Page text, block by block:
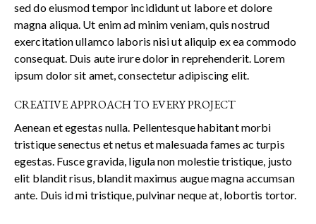
sed do eiusmod tempor incididunt ut labore et dolore
magna aliqua. Ut enim ad minim veniam, quis nostrud
exercitation ullamco laboris nisi ut aliquip ex ea commodo
consequat. Duis aute irure dolor in reprehenderit. Lorem
ipsum dolor sit amet, consectetur adipiscing elit.
CREATIVE APPROACH TO EVERY PROJECT
Aenean et egestas nulla. Pellentesque habitant morbi
tristique senectus et netus et malesuada fames ac turpis
egestas. Fusce gravida, ligula non molestie tristique, justo
elit blandit risus, blandit maximus augue magna accumsan
ante. Duis id mi tristique, pulvinar neque at, lobortis tortor.